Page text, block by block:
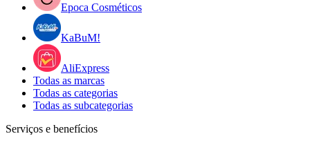
Epoca Cosméticos
KaBuM!
AliExpress
Todas as marcas
Todas as categorias
Todas as subcategorias
Serviços e benefícios